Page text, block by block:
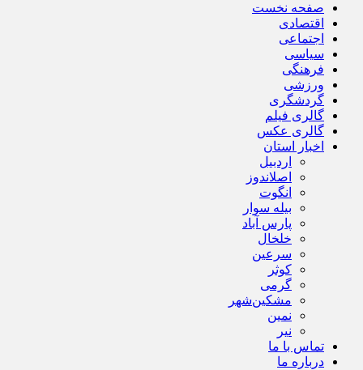
صفحه نخست
اقتصادی
اجتماعی
سیاسی
فرهنگی
ورزشی
گردشگری
گالری فیلم
گالری عکس
اخبار استان
اردبیل
اصلاندوز
انگوت
بیله سوار
پارس آباد
خلخال
سرعین
کوثر
گرمی
مشکین‌شهر
نمین
نیر
تماس با ما
درباره ما